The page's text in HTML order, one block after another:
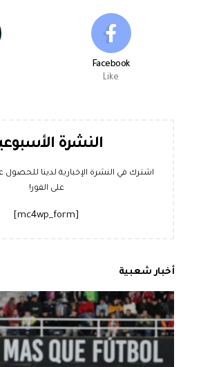
Facebook
Like
النشرة
اشترك في النشرة الإخبارية لدينا للحصول
على الفور!
أخبار شعبية